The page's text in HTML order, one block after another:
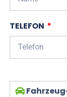
TELEFON